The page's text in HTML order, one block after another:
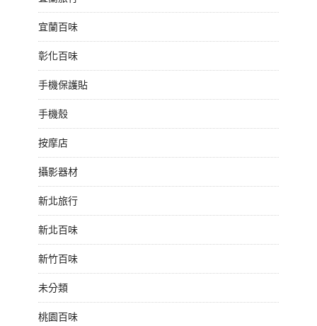
宜蘭百味
彰化百味
手機保護貼
手機殼
按摩店
攝影器材
新北旅行
新北百味
新竹百味
未分類
桃園百味